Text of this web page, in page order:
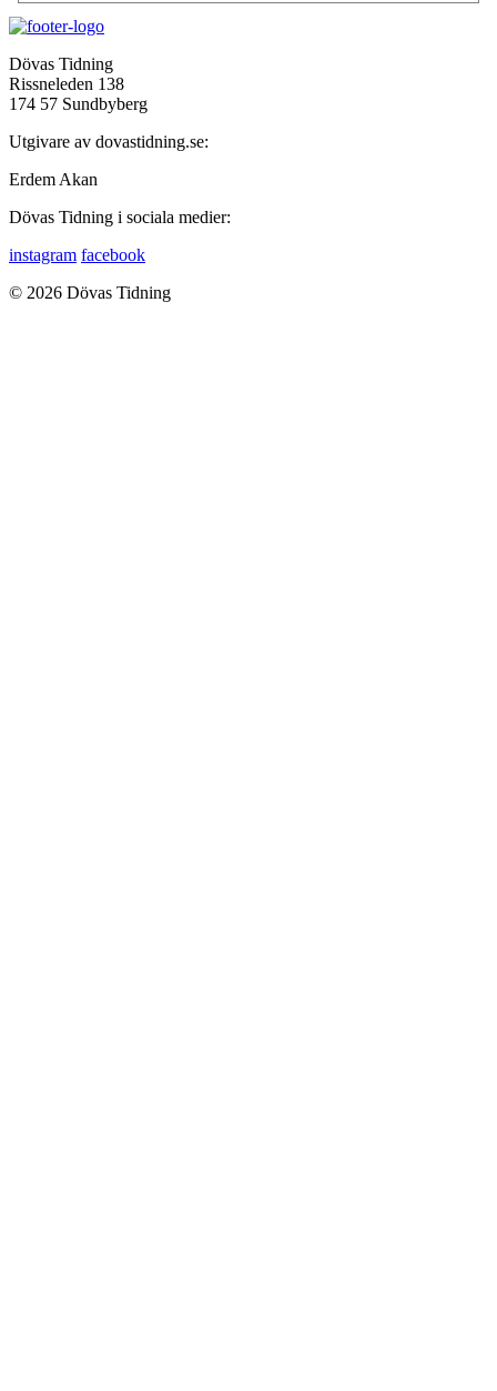
Dövas Tidning
Rissneleden 138
174 57 Sundbyberg
Utgivare av dovastidning.se:
Erdem Akan
Dövas Tidning i sociala medier:
instagram facebook
© 2026 Dövas Tidning